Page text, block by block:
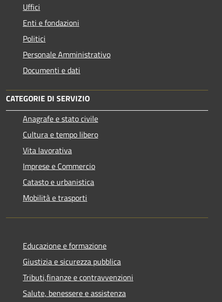
Uffici
Enti e fondazioni
Politici
Personale Amministrativo
Documenti e dati
CATEGORIE DI SERVIZIO
Anagrafe e stato civile
Cultura e tempo libero
Vita lavorativa
Imprese e Commercio
Catasto e urbanistica
Mobilità e trasporti
Educazione e formazione
Giustizia e sicurezza pubblica
Tributi,finanze e contravvenzioni
Salute, benessere e assistenza